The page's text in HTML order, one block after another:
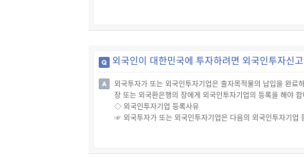
◇ 제한의 주요내용
외국인이 대한민국에 투자하려면 외국인투자신
외국투자가 또는 외국인투자기업은 출자목적물의 납입을 완
장 또는 외국환은행의 장에게 외국인투자기업의 등록을 해야
◇ 외국인투자기업 등록사유
☞ 외국투자가 또는 외국인투자기업은 다음의 외국인투자기업
· 「외국인투자 촉진법」 제2조제1항제4호가목의 방법에 따